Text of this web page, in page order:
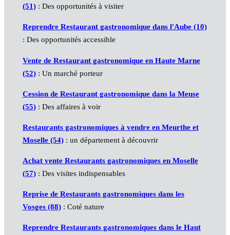
(51): Des opportunités à visiter
Reprendre Restaurant gastronomique dans l'Aube (10)
: Des opportunités accessible
Vente de Restaurant gastronomique en Haute Marne
(52): Un marché porteur
Cession de Restaurant gastronomique dans la Meuse
(55): Des affaires à voir
Restaurants gastronomiques à vendre en Meurthe et
Moselle (54): un département à découvrir
Achat vente Restaurants gastronomiques en Moselle
(57): Des visites indispensables
Reprise de Restaurants gastronomiques dans les
Vosges (88): Coté nature
Reprendre Restaurants gastronomiques dans le Haut